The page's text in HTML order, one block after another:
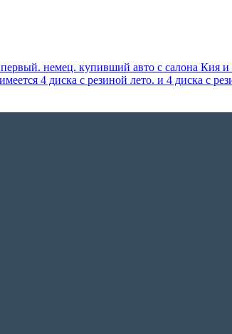
немец. купивший авто с салона Кия
4 диска с резиной лето. и 4 диска с